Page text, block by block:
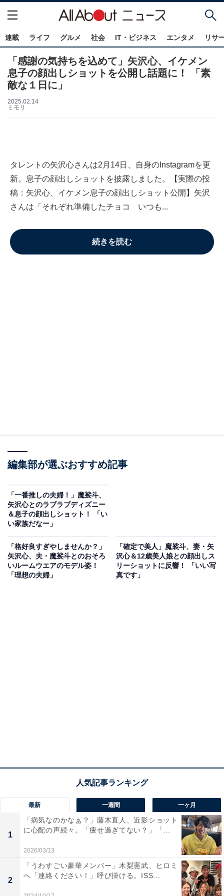
連載 ライフ グルメ 社会 IT・ビジネス エンタメ リサ
「感謝の気持ちを込めて」矢沢心、イケメン
息子の顔出しショットを公開し話題に！ 「素
敵な１日に」
2025.02.14
ミモリ
タレントの矢沢心さんは2月14日、自身のInstagramを更
新。息子の顔出しショットを披露しました。【実際の投
稿：矢沢心、イケメン息子の顔出しショット公開】矢沢
さんは「それぞれ準備したチョコ いつも...
続きを読む
編集部が選ぶおすすめ記事
「一番推しの夫婦！」魔裟斗、
矢沢心とのラブラブディズニー
＆息子の顔出しショット！ 「い
い家族だなー」
「格好良すぎやしませんか？」
矢沢心、夫・魔裟斗とのおそろ
いルームウエアのモデル姿！
「理想の夫婦」
「確定で美人」魔裟斗、妻・矢
沢心＆12歳美人娘との顔出しス
リーショットに反響！ 「いい写
真です」
最新 一週間 一ヶ月
1
「病気なのかなぁ？」藤木直人、近影ショット
に心配の声続々。「痩せ過ぎてない？」「...
2026/03/13
2
「うわすごい豪華メンバー」木梨憲武、ヒロミ
へ「連絡ください！」呼び掛ける。ISS...